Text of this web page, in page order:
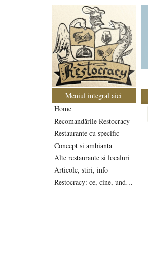
Meniul integralaici
Home
Recomandările Restocracy
Restaurante cu specific
Concept si ambianta
Alte restaurante si localuri
Articole, stiri, info
Restocracy: ce, cine, unde...